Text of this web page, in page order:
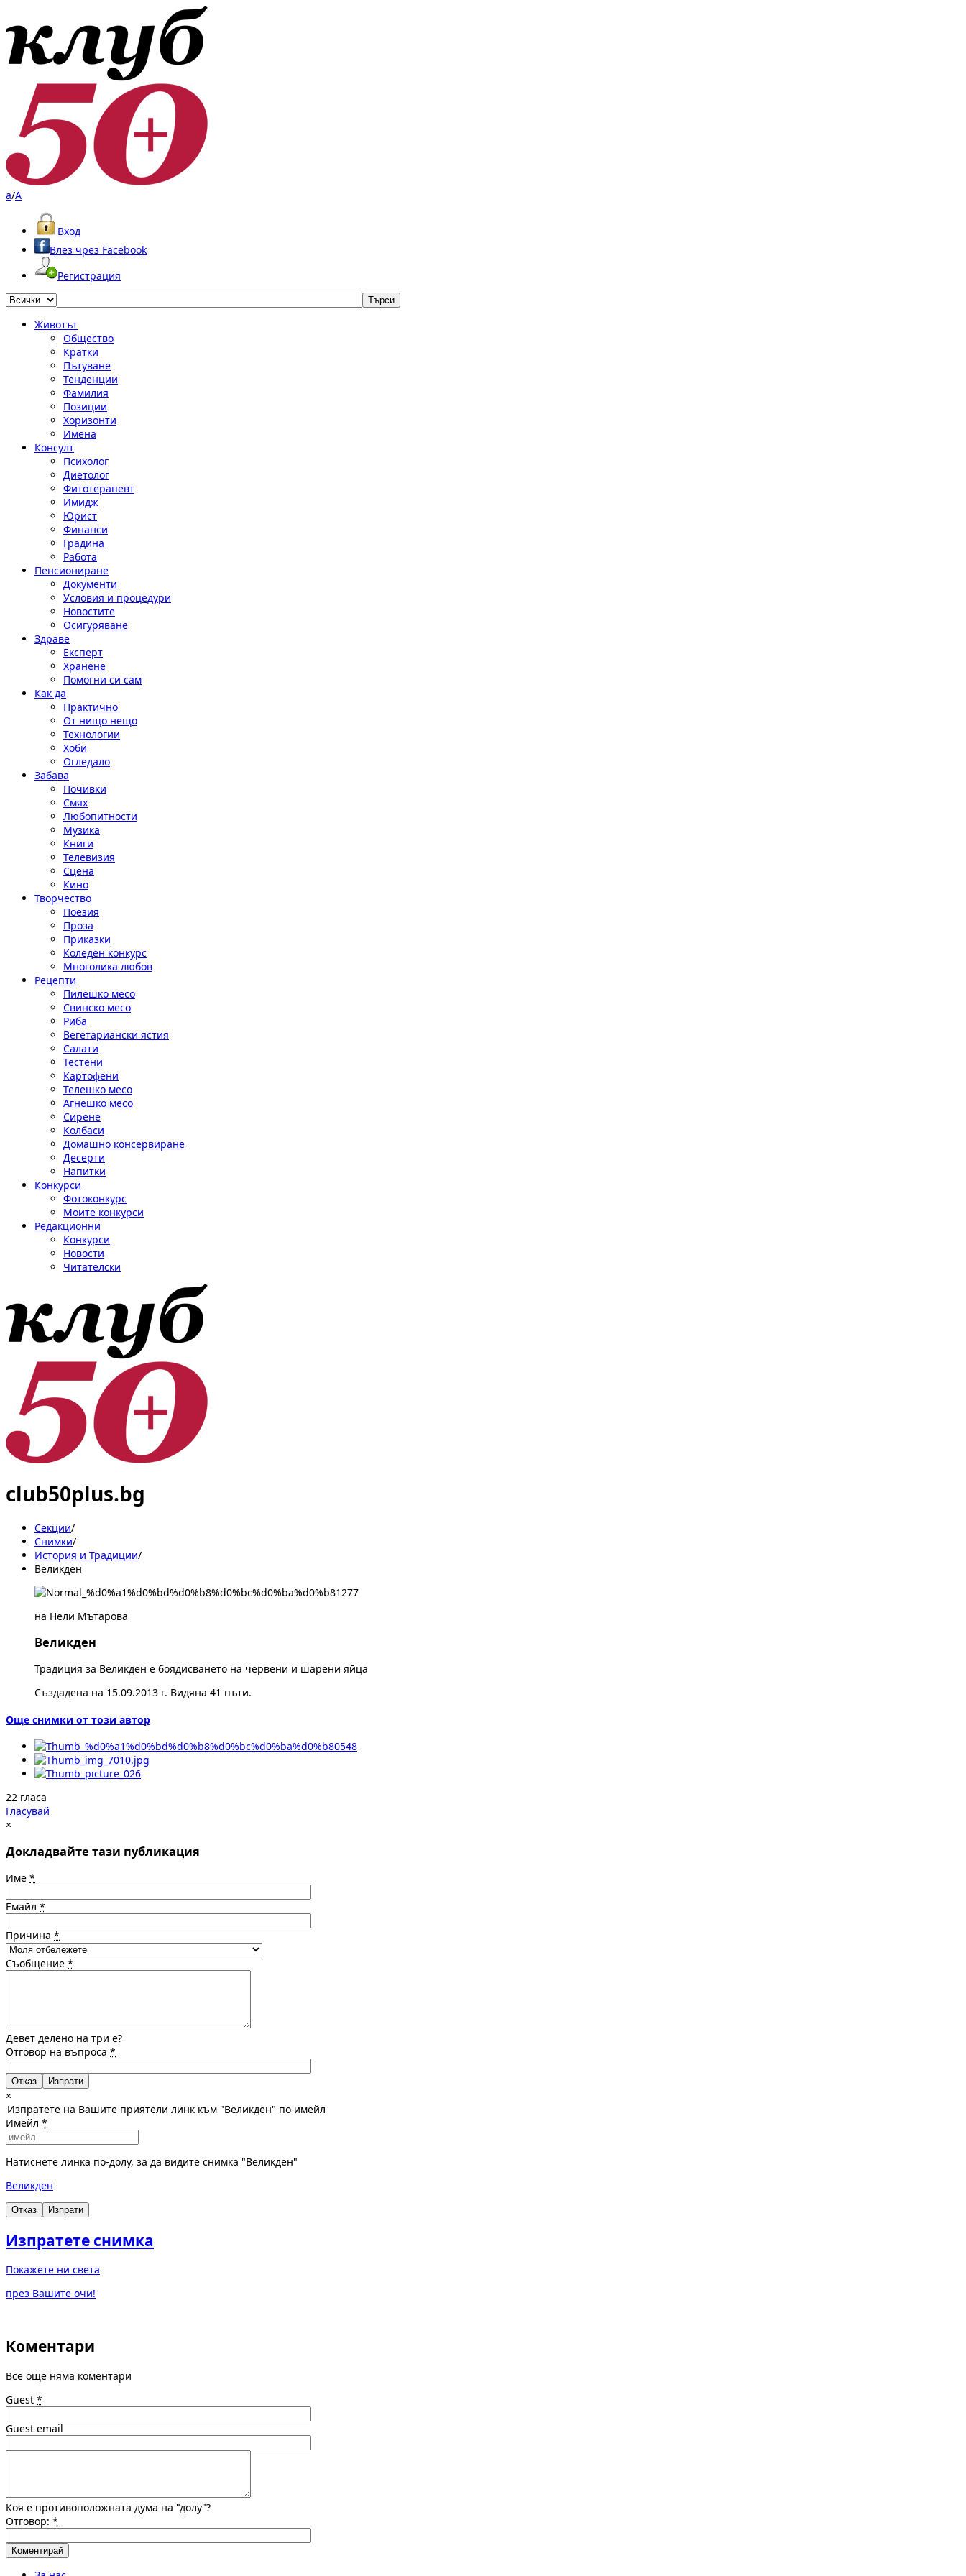
a/A
Вход
Влез чрез Facebook
Регистрация
Животът
Общество
Кратки
Пътуване
Тенденции
Фамилия
Позиции
Хоризонти
Имена
Консулт
Психолог
Диетолог
Фитотерапевт
Имидж
Юрист
Финанси
Градина
Работа
Пенсиониране
Документи
Условия и процедури
Новостите
Осигуряване
Здраве
Експерт
Хранене
Помогни си сам
Как да
Практично
От нищо нещо
Технологии
Хоби
Огледало
Забава
Почивки
Смях
Любопитности
Музика
Книги
Телевизия
Сцена
Кино
Творчество
Поезия
Проза
Приказки
Коледен конкурс
Многолика любов
Рецепти
Пилешко месо
Свинско месо
Риба
Вегетариански ястия
Салати
Тестени
Картофени
Телешко месо
Агнешко месо
Сирене
Колбаси
Домашно консервиране
Десерти
Напитки
Конкурси
Фотоконкурс
Моите конкурси
Редакционни
Конкурси
Новости
Читателски
club50plus.bg
Секции/
Снимки/
История и Традиции/
Великден
на Нели Мътарова
Великден
Традиция за Великден е боядисването на червени и шарени яйца
Създадена на 15.09.2013 г. Видяна 41 пъти.
Още снимки от този автор
22 гласа
Гласувай
×
Докладвайте тази публикация
Име *
Емайл *
Причина *
Съобщение *
Девет делено на три е?
Отговор на въпроса *
Отказ
×
Изпратете на Вашите приятели линк към "Великден" по имейл
Имейл *
Натиснете линка по-долу, за да видите снимка "Великден"
Великден
Отказ Изпрати
Изпратете снимка
Покажете ни света
през Вашите очи!
Коментари
Все още няма коментари
Guest *
Guest email
Коя е противоположната дума на "долу"?
Отговор: *